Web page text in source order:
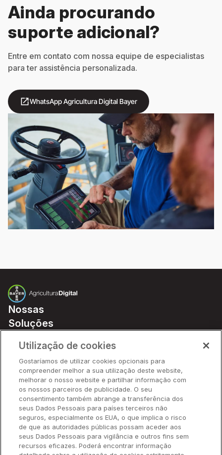
Ainda procurando
suporte adicional?
Entre em contato com nossa equipe de especialistas
para ter assistência personalizada.
WhatsApp Agricultura Digital Bayer
open_in_new
Nossas
Soluções
Parceiros
Hardware
Ajuda Rápida
Recursos
Empresa
Utilização de cookies
Gostaríamos de utilizar cookies opcionais para
compreender melhor a sua utilização deste website,
melhorar o nosso website e partilhar informação com
os nossos parceiros de publicidade. O seu
consentimento também abrange a transferência dos
seus Dados Pessoais para países terceiros não
seguros, especialmente os EUA, o que implica o risco
de que as autoridades públicas possam aceder aos
seus Dados Pessoais para vigilância e outros fins sem
recursos eficazes. Poderá encontrar informação